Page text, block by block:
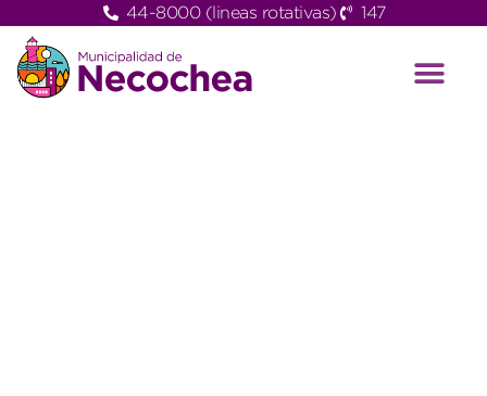
44-8000 (lineas rotativas) 147